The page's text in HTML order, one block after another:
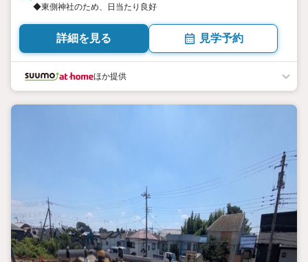
◆東側神社のため、日当たり良好
詳細を見る 見学予約
ほか提供